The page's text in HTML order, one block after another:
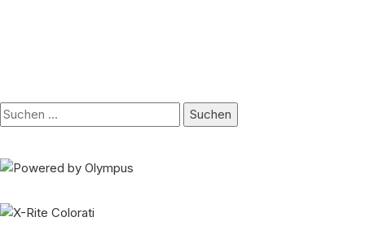
Suchen
nach: